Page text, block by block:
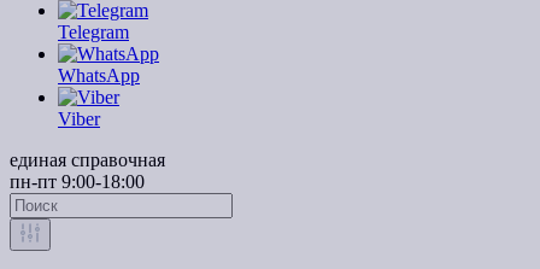
Telegram
WhatsApp
Viber
единая справочная
пн-пт 9:00-18:00